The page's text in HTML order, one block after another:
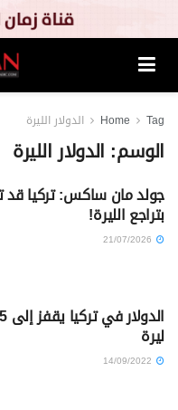
Home Tag الدولار الليرة
الوسم: الدولار الليرة
جولد مان ساكس: تركيا
بتراجع الليرة!
ليرة